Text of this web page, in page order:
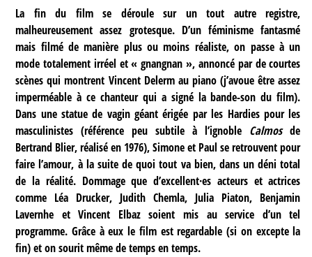
La fin du film se déroule sur un tout autre registre,
malheureusement assez grotesque. D’un féminisme fantasmé
mais filmé de manière plus ou moins réaliste, on passe à un
mode totalement irréel et « gnangnan », annoncé par de courtes
scènes qui montrent Vincent Delerm au piano (j’avoue être assez
imperméable à ce chanteur qui a signé la bande-son du film).
Dans une statue de vagin géant érigée par les Hardies pour les
masculinistes (référence peu subtile à l’ignoble Calmosde
Bertrand Blier, réalisé en 1976), Simone et Paul se retrouvent pour
faire l’amour, à la suite de quoi tout va bien, dans un déni total
de la réalité. Dommage que d’excellent·es acteurs et actrices
comme Léa Drucker, Judith Chemla, Julia Piaton, Benjamin
Lavernhe et Vincent Elbaz soient mis au service d’un tel
programme. Grâce à eux le film est regardable (si on excepte la
fin) et on sourit même de temps en temps.